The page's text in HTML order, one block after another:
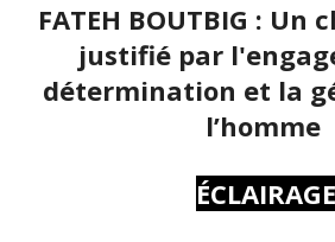
FATEH BOUTBIG : Un
justifié par
détermination et la
l’homme
ÉCLAIRAGE